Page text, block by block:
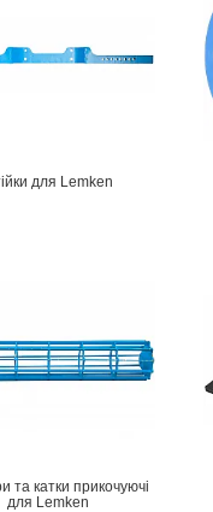
для Lemken
та катки прикочуючі
для Lemken